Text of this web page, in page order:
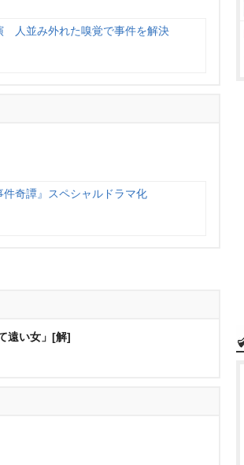
人並み外れた嗅覚で事件を解決
奇譚』スペシャルドラマ化
遠い女」[解]